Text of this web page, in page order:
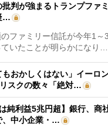
批判が強まるトランプファ
…
ファミリー信託が今年1～
いたことが明らかになり…
もおかしくはない」イーロ
スクの数々「絶対…
純利益5兆円超】銀行、商
、中小企業・…